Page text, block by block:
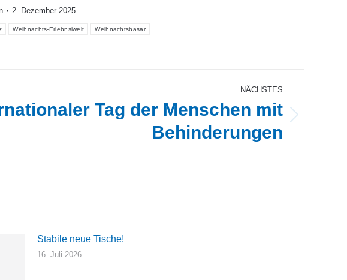
2. Dezember 2025
Weihnachts-Erlebnsiwelt Weihnachtsbasar
NÄCHSTES
Tag der Menschen mit
Behinderungen
Stabile neue Tische!
16. Juli 2026